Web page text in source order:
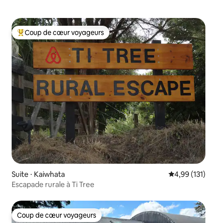
Coups de cœur voyageurs les plus appréciés
Coup de cœur voyageurs
Suite ⋅ Kaiwhata Évaluation
4,99 (131)
Escapade rurale à Ti Tree
Coup de cœur voyageurs
Coup de cœur voyageurs